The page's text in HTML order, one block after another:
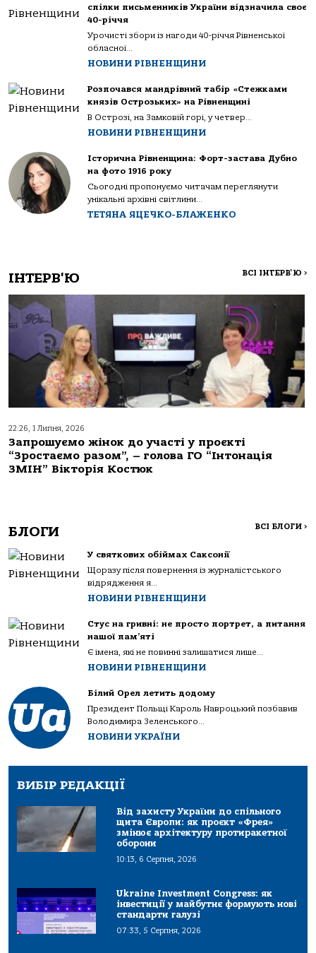
спілки письменників України відзначила своє
40-річчя
Урочисті збори із нагоди 40-річчя Рівненської
обласної...
НОВИНИ РІВНЕНЩИНИ
Розпочався мандрівний табір «Стежками
князів Острозьких» на Рівненщині
В Острозі, на Замковій горі, у четвер...
НОВИНИ РІВНЕНЩИНИ
Історична Рівненщина: Форт-застава Дубно
на фото 1916 року
Сьогодні пропонуємо читачам переглянути
унікальні архівні світлини...
ТЕТЯНА ЯЦЕЧКО-БЛАЖЕНКО
ІНТЕРВ'Ю ВСІ ІНТЕРВ'Ю >
22:26, 1 Липня, 2026
Запрошуємо жінок до участі у проєкті
“Зростаємо разом”, – голова ГО “Інтонація
ЗМІН” Вікторія Костюк
БЛОГИ ВСІ БЛОГИ >
У святкових обіймах Саксонії
Щоразу після повернення із журналістського
відрядження я...
НОВИНИ РІВНЕНЩИНИ
Стус на гривні: не просто портрет, а питання
нашої пам’яті
Є імена, які не повинні залишатися лише...
НОВИНИ РІВНЕНЩИНИ
Білий Орел летить додому
Президент Польщі Кароль Навроцький позбавив
Володимира Зеленського...
НОВИНИ УКРАЇНИ
ВИБІР РЕДАКЦІЇ
Від захисту України до спільного
щита Європи: як проєкт «Фрея»
змінює архітектуру протиракетної
оборони
10:13, 6 Серпня, 2026
Ukraine Investment Congress: як
інвестиції у майбутнє формують нові
стандарти галузі
07:33, 5 Серпня, 2026